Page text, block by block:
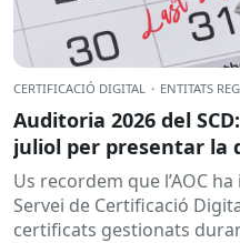
CERTIFICACIÓ DIGITAL · ENTITATS
Auditoria 2026 del
juliol per presentar la
Us recordem que l’AOC
Servei de Certificació
certificats gestionats